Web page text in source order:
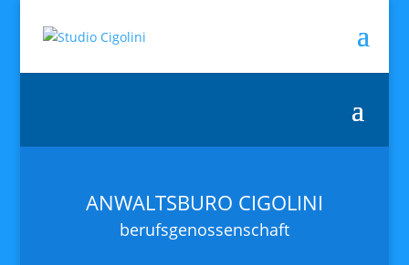
ANWALTSBURO CIGOLINI
berufsgenossenschaft